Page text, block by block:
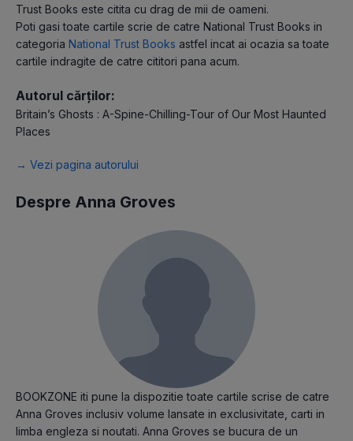
Trust Books este citita cu drag de mii de oameni.
Poti gasi toate cartile scrie de catre National Trust Books in
categoria National Trust Books astfel incat ai ocazia sa toate
cartile indragite de catre cititori pana acum.
Autorul cărților:
Britain’s Ghosts : A-Spine-Chilling-Tour of Our Most Haunted
Places
→ Vezi pagina autorului
Despre Anna Groves
BOOKZONE iti pune la dispozitie toate cartile scrise de catre
Anna Groves inclusiv volume lansate in exclusivitate, carti in
limba engleza si noutati. Anna Groves se bucura de un